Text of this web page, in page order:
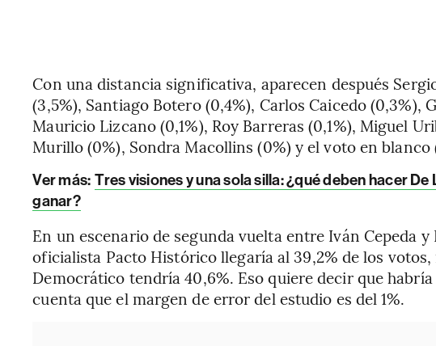
Con una distancia significativa, aparecen después
(3,5%), Santiago Botero (0,4%), Carlos Caicedo (0,3%),
Mauricio Lizcano (0,1%), Roy Barreras (0,1%), Miguel
Murillo (0%), Sondra Macollins (0%) y el voto en blanco
Ver más: Tres visiones y una sola silla: ¿qué deben hacer
ganar?
En un escenario de segunda vuelta entre Iván Cepeda
oficialista Pacto Histórico llegaría al 39,2% de los
Democrático tendría 40,6%. Eso quiere decir que
cuenta que el margen de error del estudio es del 1%.